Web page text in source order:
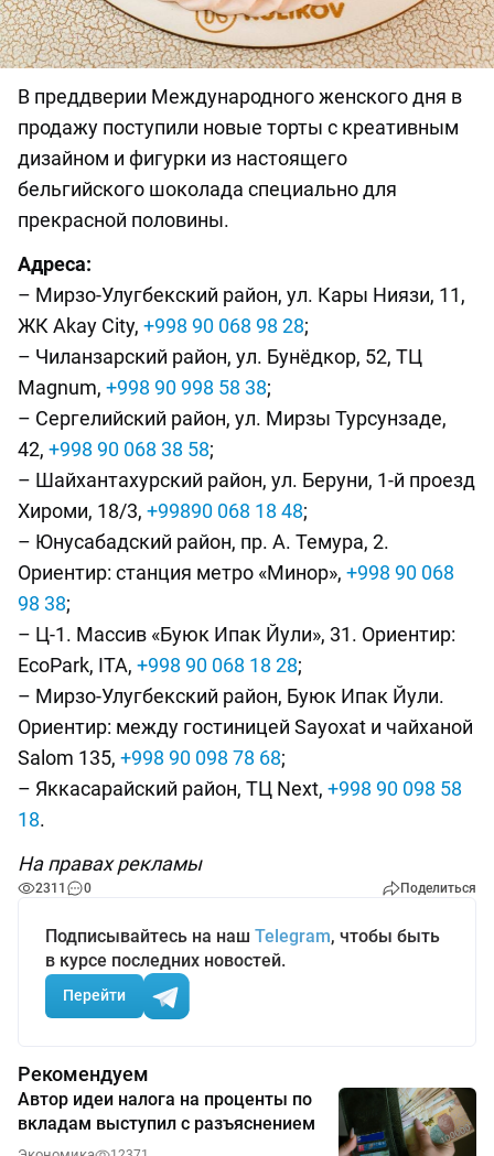
В преддверии Международного женского дня в
продажу поступили новые торты с креативным
дизайном и фигурки из настоящего
бельгийского шоколада специально для
прекрасной половины.
Адреса:
– Мирзо-Улугбекский район, ул. Кары Ниязи, 11,
ЖК Akay City, +998 90 068 98 28;
– Чиланзарский район, ул. Бунёдкор, 52, ТЦ
Magnum, +998 90 998 58 38;
– Сергелийский район, ул. Мирзы Турсунзаде,
42, +998 90 068 38 58;
– Шайхантахурский район, ул. Беруни, 1-й проезд
Хироми, 18/3, +99890 068 18 48;
– Юнусабадский район, пр. А. Темура, 2.
Ориентир: станция метро «Минор», +998 90 068
98 38;
– Ц-1. Массив «Буюк Ипак Йули», 31. Ориентир:
EcoPark, ITA, +998 90 068 18 28;
– Мирзо-Улугбекский район, Буюк Ипак Йули.
Ориентир: между гостиницей Sayoxat и чайханой
Salom 135, +998 90 098 78 68;
– Яккасарайский район, ТЦ Next, +998 90 098 58
18.
На правах рекламы
2311 0 Поделиться
Подписывайтесь на наш Telegram, чтобы быть
в курсе последних новостей.
Перейти
Рекомендуем
Автор идеи налога на проценты по
вкладам выступил с разъяснением